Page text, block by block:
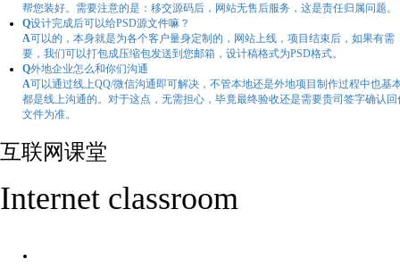
帮您装好。需要注意的是：移交源码后，网站无售后服务，这是责任归属问题。
Q设计完成后可以给PSD源文件嘛？
A可以的，本身就是为各个客户量身定制的，网站上线，项目结束后，如果有需
要，我们可以打包成压缩包发送到您邮箱，设计稿格式为PSD格式。
Q外地企业怎么和你们沟通
A可以通过线上QQ/微信沟通即可解决，不管本地还是外地项目制作过程中也基
都是线上沟通的。对于这点，无需担心，毕竟最终验收还是需要贵司签字确认回
文件为准。
互联网课堂
Internet classroom